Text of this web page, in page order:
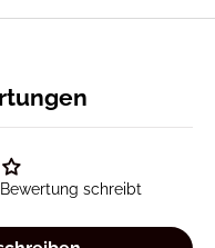
schreibt